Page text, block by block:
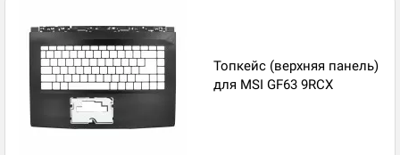
Топкейс (верхняя панель)
для MSI GF63 9RCX